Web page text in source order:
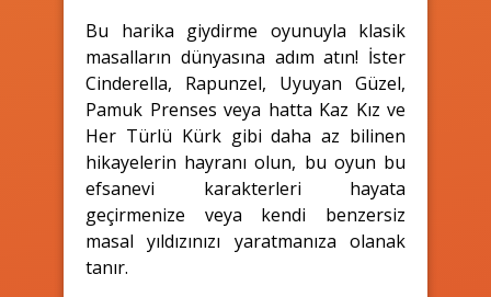
Bu harika giydirme oyunuyla klasik
masalların dünyasına adım atın! İster
Cinderella, Rapunzel, Uyuyan Güzel,
Pamuk Prenses veya hatta Kaz Kız ve
Her Türlü Kürk gibi daha az bilinen
hikayelerin hayranı olun, bu oyun bu
efsanevi karakterleri hayata
geçirmenize veya kendi benzersiz
masal yıldızınızı yaratmanıza olanak
tanır.